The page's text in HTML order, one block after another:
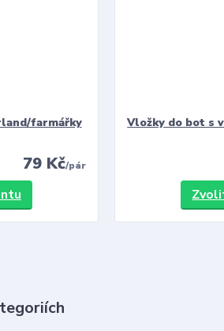
farmářky
79 Kč/pár
Vložky do bot s